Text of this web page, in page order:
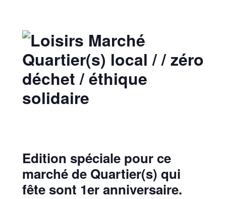
Edition spéciale pour ce
marché de Quartier(s) qui
fête sont 1er anniversaire.